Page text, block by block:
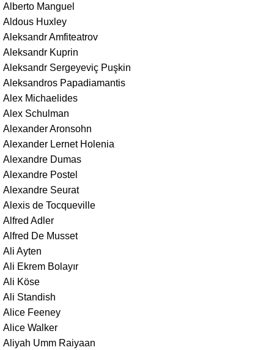
Alberto Manguel
Aldous Huxley
Aleksandr Amfiteatrov
Aleksandr Kuprin
Aleksandr Sergeyeviç Puşkin
Aleksandros Papadiamantis
Alex Michaelides
Alex Schulman
Alexander Aronsohn
Alexander Lernet Holenia
Alexandre Dumas
Alexandre Postel
Alexandre Seurat
Alexis de Tocqueville
Alfred Adler
Alfred De Musset
Ali Ayten
Ali Ekrem Bolayır
Ali Köse
Ali Standish
Alice Feeney
Alice Walker
Aliyah Umm Raiyaan